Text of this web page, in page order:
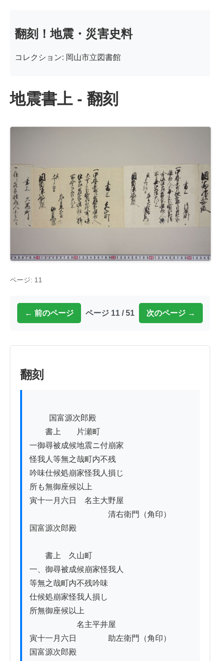
翻刻！地震・災害史料
コレクション: 岡山市立図書館
地震書上 - 翻刻
ページ: 11
← 前のページ ページ 11 / 51 次のページ →
翻刻
書上　　片瀬町
一御尋被成候地震ニ付崩家
怪我人等無之哉町内不残
吟味仕候処崩家怪我人損じ
所も無御座候以上
寅十一月六日　名主大野屋
清右衛門（角印）
国富源次郎殿
書上　久山町
一、御尋被成候崩家怪我人
等無之哉町内不残吟味
仕候処崩家怪我人損し
所無御座候以上
名主平井屋
寅十一月六日　　　　助左衛門（角印）
国富源次郎殿